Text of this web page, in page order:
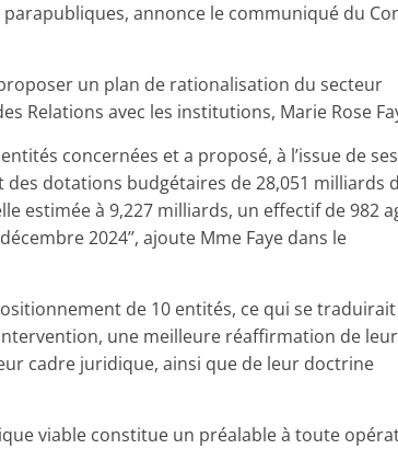
annonce le communiqué du
un plan de rationalisation du secteur
Relations avec les institutions, Marie Rose
concernées et a proposé, à l’issue de ses
dotations budgétaires de 28,051 milliards
estimée à 9,227 milliards, un effectif de 982
2024’’, ajoute Mme Faye dans le
de 10 entités, ce qui se traduirait
une meilleure réaffirmation de
cadre juridique, ainsi que de leur doctrine
viable constitue un préalable à toute